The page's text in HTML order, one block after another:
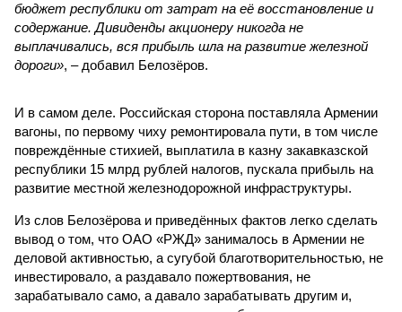
бюджет республики от затрат на её восстановление и
содержание. Дивиденды акционеру никогда не
выплачивались, вся прибыль шла на развитие железной
дороги», – добавил Белозёров.
И в самом деле. Российская сторона поставляла Армении
вагоны, по первому чиху ремонтировала пути, в том числе
повреждённые стихией, выплатила в казну закавказской
республики 15 млрд рублей налогов, пускала прибыль на
развитие местной железнодорожной инфраструктуры.
Из слов Белозёрова и приведённых фактов легко сделать
вывод о том, что ОАО «РЖД» занималось в Армении не
деловой активностью, а сугубой благотворительностью, не
инвестировало, а раздавало пожертвования, не
зарабатывало само, а давало зарабатывать другим и,